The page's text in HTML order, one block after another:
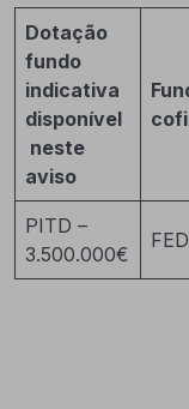
Dotação
fundo
indicativa
disponível
neste
aviso
PITD –
3.500.000€